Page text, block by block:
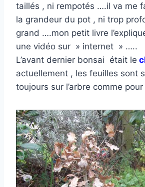
taillés , ni rempotés ….il va me
la grandeur du pot , ni trop
grand ….mon petit livre
une vidéo sur » internet » …..
L’avant dernier bonsai était le
actuellement , les feuilles sont
toujours sur l’arbre comme